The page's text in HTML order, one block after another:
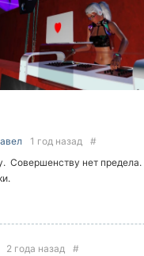
1 год назад
#
Совершенству нет
2 года назад #